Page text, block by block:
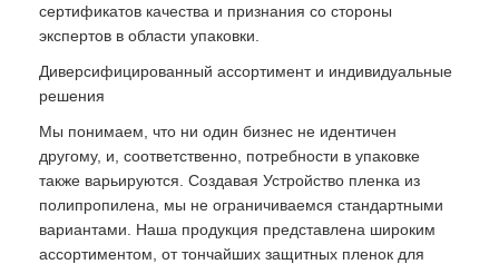
сертификатов качества и признания со стороны
экспертов в области упаковки.
Диверсифицированный ассортимент и индивидуальные
решения
Мы понимаем, что ни один бизнес не идентичен
другому, и, соответственно, потребности в упаковке
также варьируются. Создавая Устройство пленка из
полипропилена, мы не ограничиваемся стандартными
вариантами. Наша продукция представлена широким
ассортиментом, от тончайших защитных пленок для